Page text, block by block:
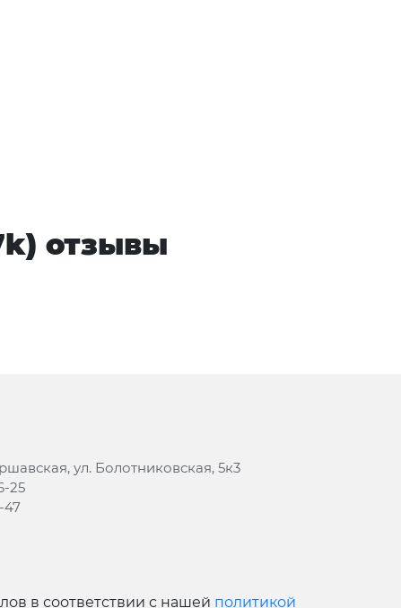
отзывы
ул. Болотниковская, 5к3
25
47
в соответствии с нашей политикой